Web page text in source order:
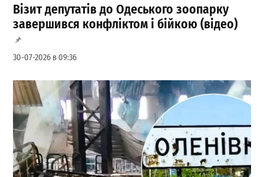
Візит депутатів до Одеського зоопарку
завершився конфліктом і бійкою (відео)
30-07-2026 в 09:36